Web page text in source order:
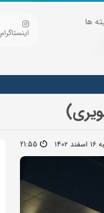
ها
اینستاگرام
21:55